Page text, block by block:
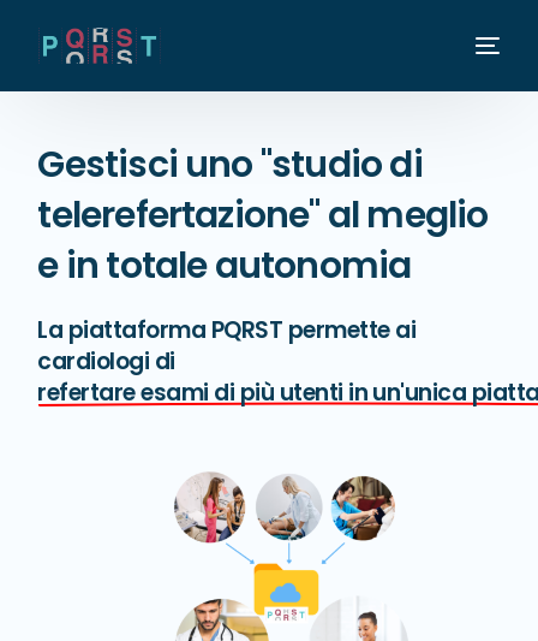
Gestisci uno "studio di
telerefertazione" al meglio
e in totale autonomia
La piattaforma PQRST permette ai
cardiologi di
refertare esami di più utenti in un'unica